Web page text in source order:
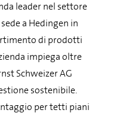
leader nel settore
a Hedingen in
di prodotti
impiega oltre
Schweizer AG
sostenibile.
per tetti piani